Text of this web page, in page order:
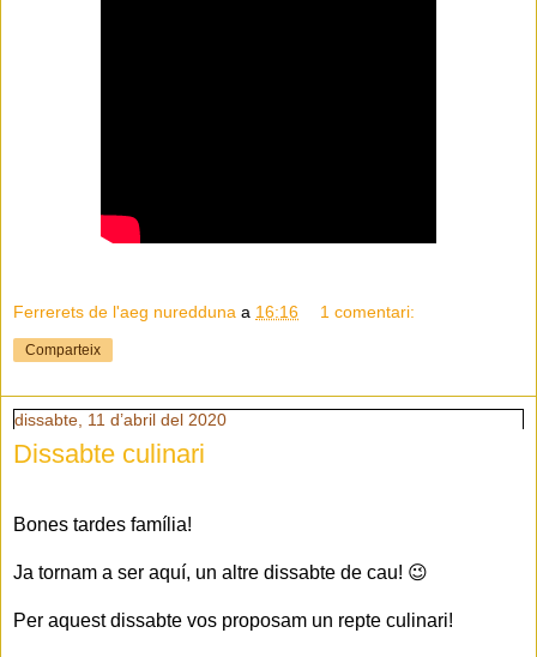
Ferrerets de l'aeg nuredduna a 16:16 1 comentari:
Comparteix
dissabte, 11 d’abril del 2020
Dissabte culinari
Bones tardes família!
Ja tornam a ser aquí, un altre dissabte de cau! 😉
Per aquest dissabte vos proposam un repte culinari!